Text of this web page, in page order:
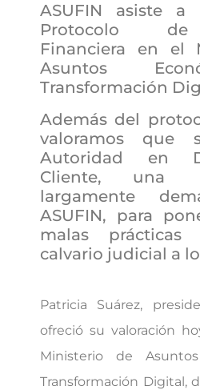
ASUFIN asiste
Protocolo de
Financiera en el
Asuntos
Transformación
Además del
valoramos que
Autoridad en
Cliente, una
largamente
ASUFIN, para
malas
calvario judicial a
Patricia Suárez,
ofreció su valoración
Ministerio de
Transformación Digital,